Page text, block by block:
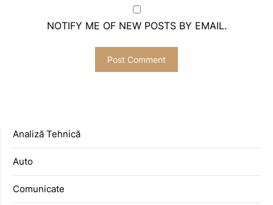
NOTIFY ME OF NEW POSTS BY EMAIL.
Analiză Tehnică
Auto
Comunicate